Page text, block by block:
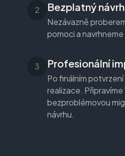
Bezplatný
Nezávazně
pomoci a navrhneme
Profesionální
Po finálním
realizace.
bezproblémovou
návrhu.